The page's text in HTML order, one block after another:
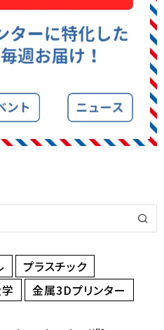
プラスチック
金属3Dプリンター